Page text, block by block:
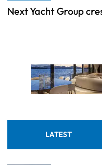
Next Yacht Group
LATEST